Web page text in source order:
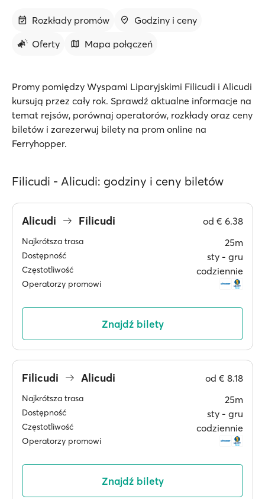
Rozkłady promów
Godziny i ceny
Oferty
Mapa połączeń
Promy pomiędzy Wyspami Liparyjskimi Filicudi i Alicudi
kursują przez cały rok. Sprawdź aktualne informacje na
temat rejsów, porównaj operatorów, rozkłady oraz ceny
biletów i zarezerwuj bilety na prom online na
Ferryhopper.
Filicudi - Alicudi: godziny i ceny biletów
Alicudi Filicudi od € 6.38
Najkrótsza trasa 25m
Dostępność sty ‐ gru
Częstotliwość codziennie
Operatorzy promowi
Znajdź bilety
Filicudi Alicudi od € 8.18
Najkrótsza trasa 25m
Dostępność sty ‐ gru
Częstotliwość codziennie
Operatorzy promowi
Znajdź bilety